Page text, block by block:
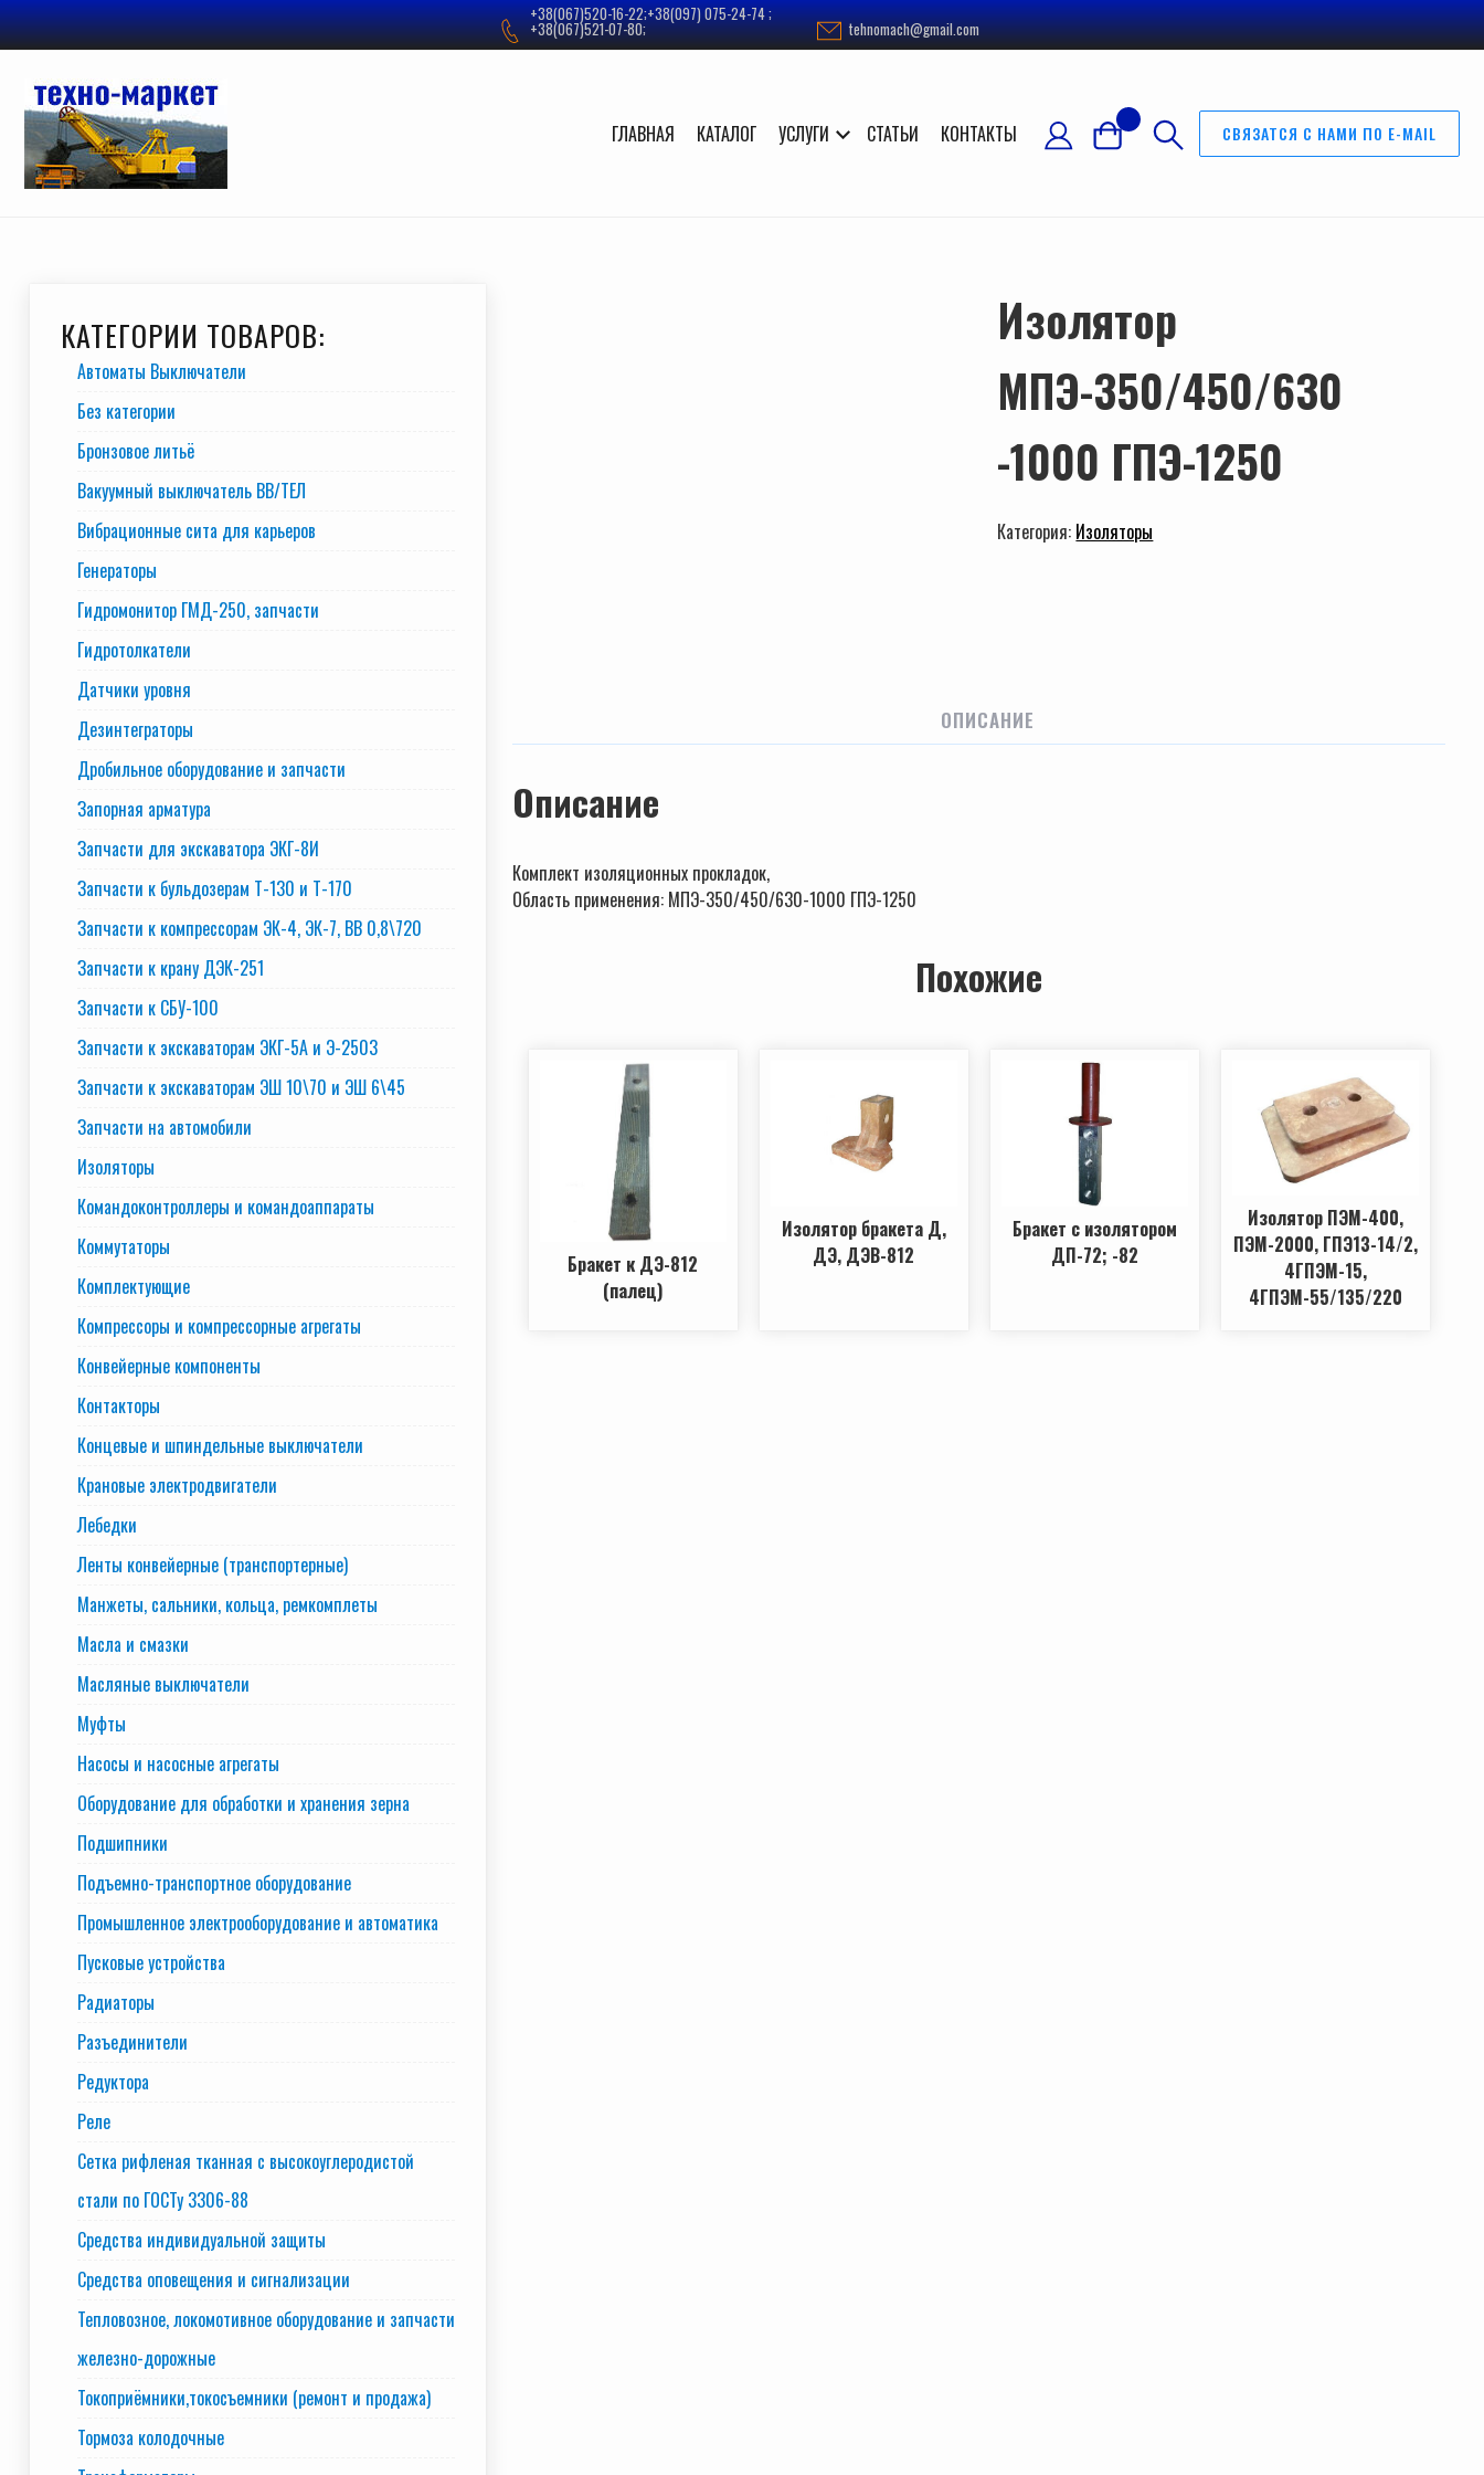
Перейти
к
содержимому
+38(067)520-16-22;+38(097) 075-24-74 ;
+38(067)521-07-80; tehnomach@gmail.com
ГЛАВНАЯ КАТАЛОГ УСЛУГИ СТАТЬИ КОНТАКТЫ СВЯЗАТСЯ С НАМИ ПО E-MAIL
Изолятор
МПЭ-350/450/630
-1000 ГПЭ-1250
Категория: Изоляторы
ОПИСАНИЕ
Описание
Комплект изоляционных прокладок,
Область применения: МПЭ-350/450/630-1000 ГПЭ-1250
Похожие
Бракет к ДЭ-812
(палец)
Изолятор бракета Д,
ДЭ, ДЭВ-812
Бракет с изолятором
ДП-72; -82
Изолятор ПЭМ-400,
ПЭМ-2000, ГПЭ13-14/2,
4ГПЭМ-15,
4ГПЭМ-55/135/220
КАТЕГОРИИ ТОВАРОВ:
Автоматы Выключатели
Без категории
Бронзовое литьё
Вакуумный выключатель BB/TEЛ
Вибрационные сита для карьеров
Генераторы
Гидромонитор ГМД-250, запчасти
Гидротолкатели
Датчики уровня
Дезинтеграторы
Дробильное оборудование и запчасти
Запорная арматура
Запчасти для экскаватора ЭКГ-8И
Запчасти к бульдозерам Т-130 и Т-170
Запчасти к компрессорам ЭК-4, ЭК-7, ВВ 0,8\720
Запчасти к крану ДЭК-251
Запчасти к СБУ-100
Запчасти к экскаваторам ЭКГ-5А и Э-2503
Запчасти к экскаваторам ЭШ 10\70 и ЭШ 6\45
Запчасти на автомобили
Изоляторы
Командоконтроллеры и командоаппараты
Коммутаторы
Комплектующие
Компрессоры и компрессорные агрегаты
Конвейерные компоненты
Контакторы
Концевые и шпиндельные выключатели
Крановые электродвигатели
Лебедки
Ленты конвейерные (транспортерные)
Манжеты, сальники, кольца, ремкомплеты
Масла и смазки
Масляные выключатели
Муфты
Насосы и насосные агрегаты
Оборудование для обработки и хранения зерна
Подшипники
Подъемно-транспортное оборудование
Промышленное электрооборудование и автоматика
Пусковые устройства
Радиаторы
Разъединители
Редуктора
Реле
Сетка рифленая тканная с высокоуглеродистой
стали по ГОСТу 3306-88
Средства индивидуальной защиты
Средства оповещения и сигнализации
Тепловозное, локомотивное оборудование и запчасти
железно-дорожные
Токоприёмники,токосъемники (ремонт и продажа)
Тормоза колодочные